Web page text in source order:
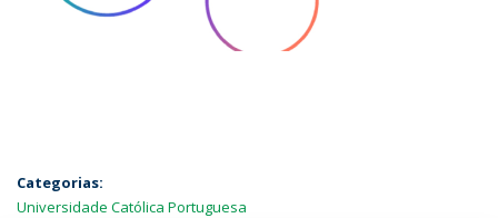
Categorias:
Universidade Católica Portuguesa